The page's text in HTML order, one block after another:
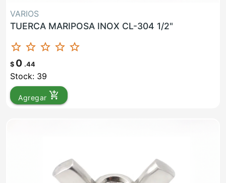
VARIOS
TUERCA MARIPOSA INOX CL-304 1/2"
star_border star_border star_border star_border star_border
$ 0 .44
Stock: 39
Agregar add_shopping_cart